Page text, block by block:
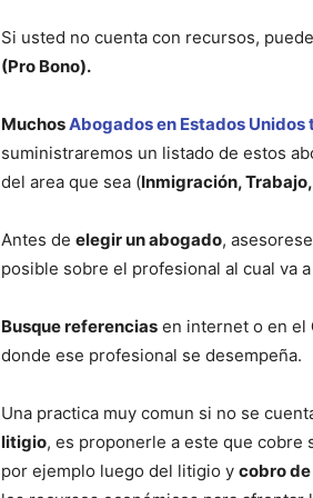
Si usted no cuenta con recursos, puede
(Pro Bono).
MuchosAbogados en Estados
suministraremos un listado de estos
del area que sea (Inmigración,
Antes de elegir un abogado,
posible sobre el profesional al cual va
Busque referencias en internet o en el
donde ese profesional se desempeña.
Una practica muy comun si no se
litigio, es proponerle a este que cobre
por ejemplo luego del litigio y cobro